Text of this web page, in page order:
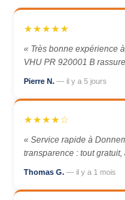
★★★★★
« Très bonne expérience
VHU PR 920001 B
Pierre N. — il y a 5 jours
★★★★☆
« Service rapide à
transparence : tout
Thomas G. — il y a 1 mois